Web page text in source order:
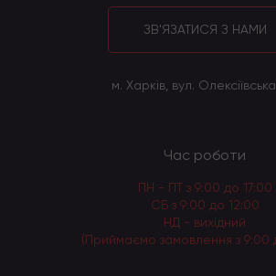
ЗВ'ЯЗАТИСЯ З НАМИ
м. Харків, вул.
Час роботи
ПН - ПТ з 9:00 до 17:00
СБ з 9:00 до 12:00
НД - вихідний
(Приймаємо замовлення з 9:00